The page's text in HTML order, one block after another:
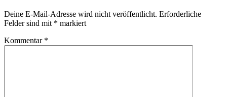
Deine E-Mail-Adresse wird nicht veröffentlicht. Erforderliche
Felder sind mit * markiert
Kommentar *